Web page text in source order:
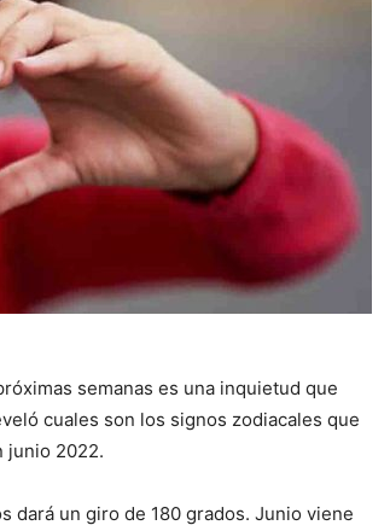
semanas es una inquietud que
cuales son los signos zodiacales que
junio 2022.
dará un giro de 180 grados. Junio viene